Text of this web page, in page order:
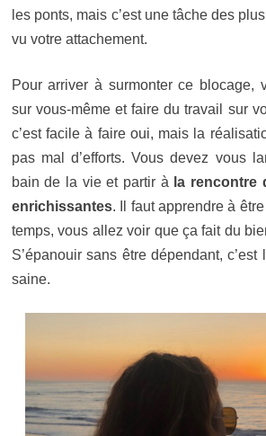
les ponts, mais c’est une tâche des
vu votre attachement.
Pour arriver à surmonter ce blocage,
sur vous-même et faire du travail sur
c’est facile à faire oui, mais la
pas mal d’efforts. Vous devez vous
bain de la vie et partir à la rencontre
enrichissantes. Il faut apprendre à
temps, vous allez voir que ça fait du
S’épanouir sans être dépendant, c’est
saine.